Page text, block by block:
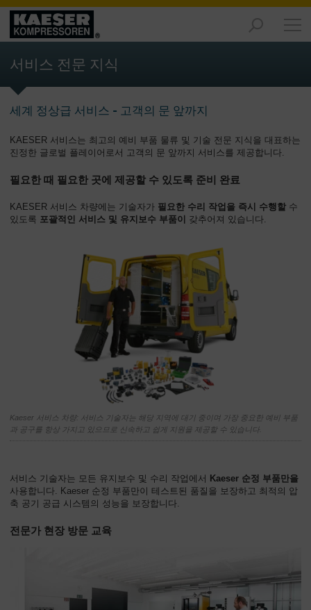
제
품
-
개
루
션
-
개
요
서비스 전문 지식
세계 정상급 서비스 - 고객의 문 앞까지
KAESER 서비스는 최고의 예비 부품 물류 및 기술 전문 지식을 대표하는
진정한 글로벌 플레이어로서 고객의 문 앞까지 서비스를 제공합니다.
필요한 때 필요한 곳에 제공할 수 있도록 준비 완료
KAESER 서비스 차량에는 기술자가 필요한 수리 작업을 즉시 수행할 수
있도록 포괄적인 서비스 및 유지보수 부품이 갖추어져 있습니다.
Kaeser 서비스 차량: 서비스 기술자는 해당 지역에 대기 중이며 가장 중요한 예비 부품
과 공구를 항상 가지고 있으므로 신속하고 쉽게 지원을 제공할 수 있습니다.
서비스 기술자는 모든 유지보수 및 수리 작업에서
Kaeser 순정 부품만을
사용합니다. Kaeser 순정 부품만이 테스트된 품질을 보장하고 최적의 압
축 공기 공급 시스템의 성능을 보장합니다.
전문가 현장 방문 교육